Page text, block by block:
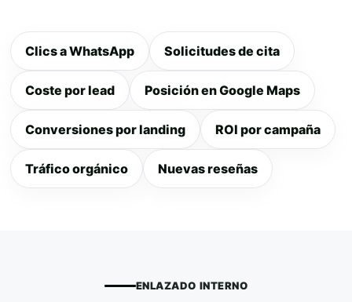
Clics a WhatsApp Solicitudes de cita
Coste por lead Posición en Google Maps
Conversiones por landing ROI por campaña
Tráfico orgánico Nuevas reseñas
ENLAZADO INTERNO